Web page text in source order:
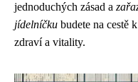
jednoduchých zásad a
jídelníčku budete na cestě
zdraví a vitality.